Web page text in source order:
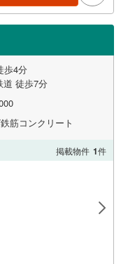
歩4分
徒歩7分
筋コンクリート
掲載物件 1件